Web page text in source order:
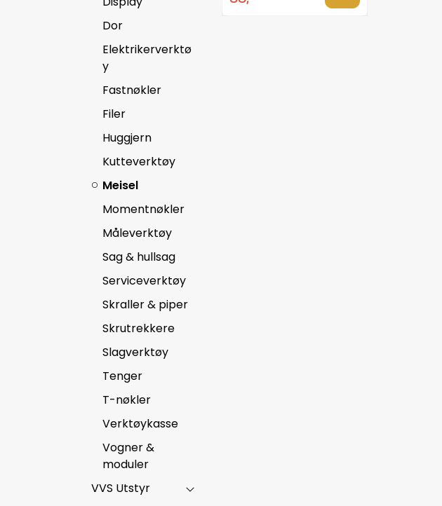
Dor
Elektrikerverktø
y
Fastnøkler
Filer
Huggjern
Kutteverktøy
Meisel
Momentnøkler
Måleverktøy
Sag & hullsag
Serviceverktøy
Skraller & piper
Skrutrekkere
Slagverktøy
Tenger
T-nøkler
Verktøykasse
Vogner &
moduler
VVS Utstyr